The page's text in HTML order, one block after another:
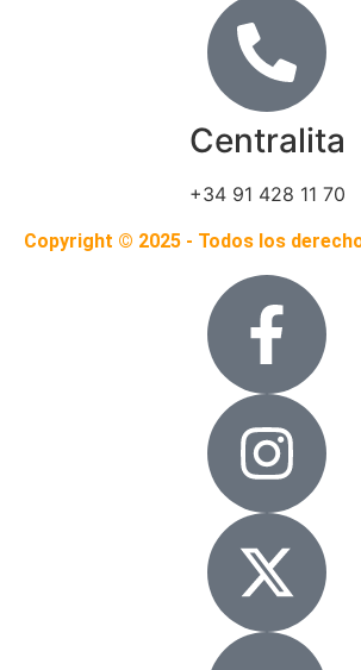
Centralita
+34 91 428 11 70
Copyright © 2025 - Todos los